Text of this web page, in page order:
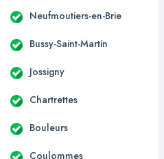
Neufmoutiers-en-Brie
Bussy-Saint-Martin
Jossigny
Chartrettes
Bouleurs
Coulommes